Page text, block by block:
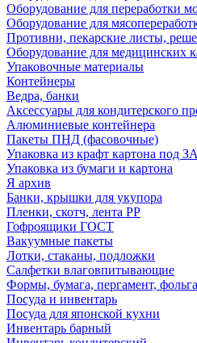
Оборудование для переработки
Оборудование для
Противни, пекарские листы,
Оборудование для медицинских
Упаковочные материалы
Контейнеры
Ведра, банки
Аксессуары для кондитерского
Алюминиевые контейнера
Пакеты ПНД (фасовочные)
Упаковка из крафт картона под
Упаковка из бумаги и картона
Я архив
Банки, крышки для укупора
Пленки, скотч, лента РР
Гофроящики ГОСТ
Вакуумные пакеты
Лотки, стаканы, подложки
Салфетки влаговпитывающие
Формы, бумага, пергамент, фольга
Посуда и инвентарь
Посуда для японской кухни
Инвентарь барный